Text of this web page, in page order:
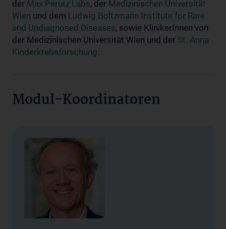
der Max Perutz Labs, der Medizinischen Universität
Wien und dem Ludwig Boltzmann Institute for Rare
and Undiagnosed Diseases, sowie KlinikerInnen von
der Medizinischen Universität Wien und der St. Anna
Kinderkrebsforschung.
Modul-Koordinatoren